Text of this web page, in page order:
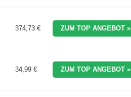
374,73 € ZUM TOP ANGEBOT »
34,99 € ZUM TOP ANGEBOT »